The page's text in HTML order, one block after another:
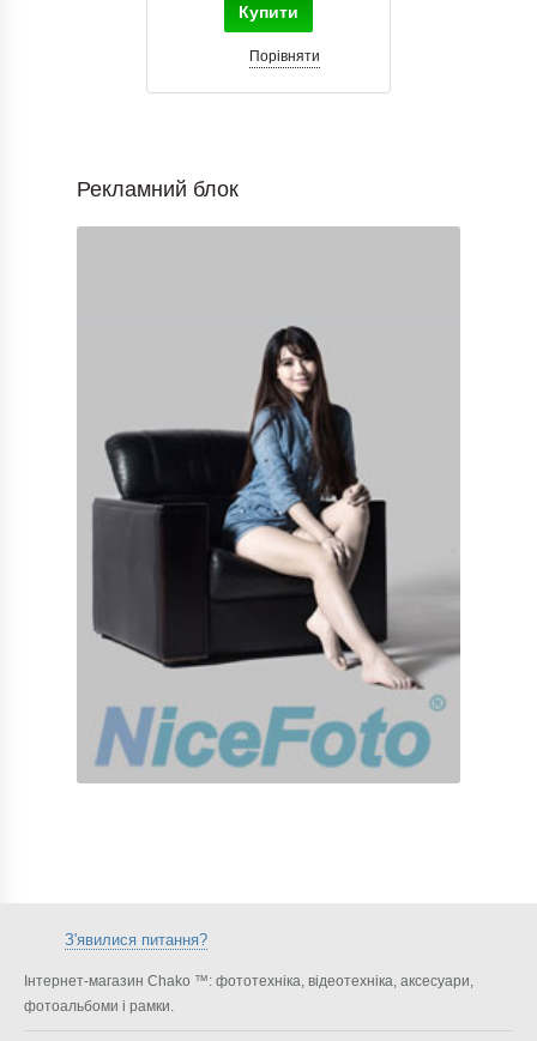
Купити
Порівняти
Рекламний блок
З'явилися питання?
Інтернет-магазин Chako ™: фототехніка, відеотехніка, аксесуари,
фотоальбоми і рамки.